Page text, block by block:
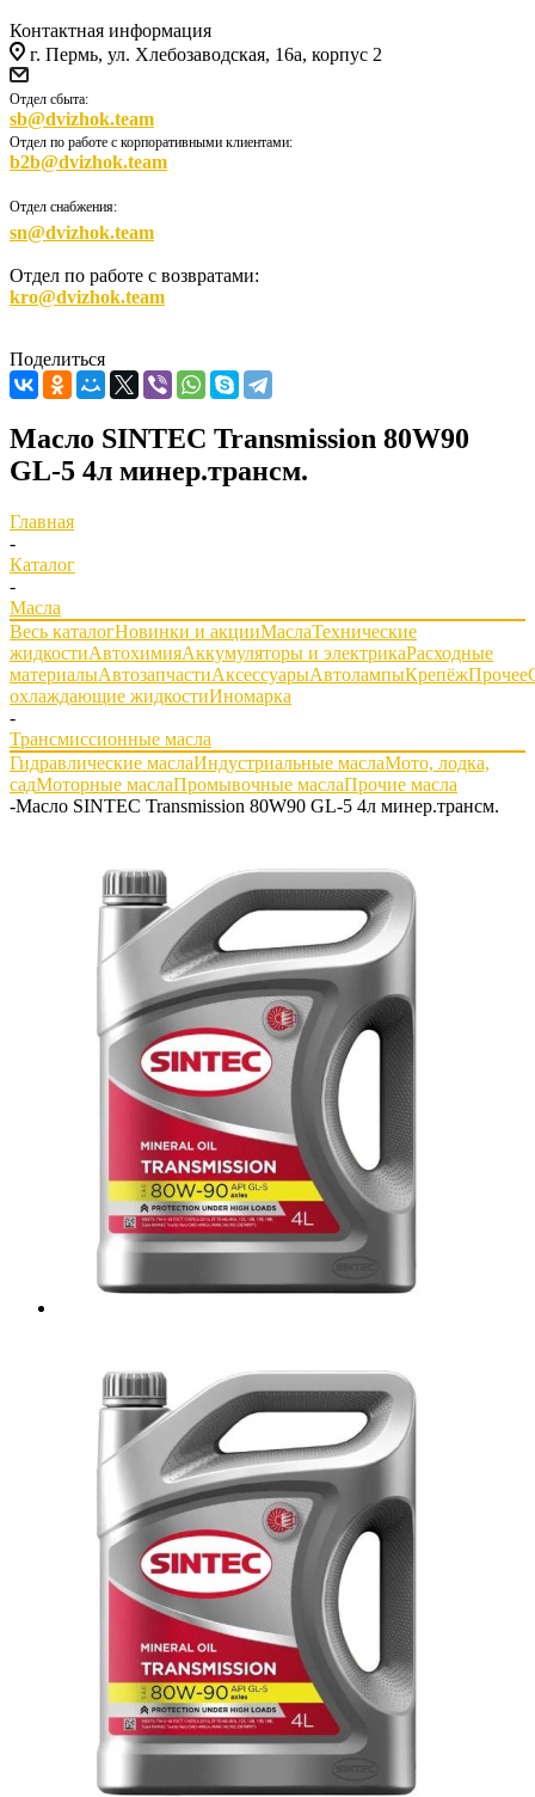
Контактная информация
г. Пермь, ул. Хлебозаводская, 16а, корпус 2
Отдел сбыта:
sb@dvizhok.team
Отдел по работе с корпоративными клиентами:
b2b@dvizhok.team
Отдел снабжения:
sn@dvizhok.team
Отдел по работе с возвратами:
kro@dvizhok.team
Поделиться
Масло SINTEC Transmission 80W90
GL-5 4л минер.трансм.
Главная
-
Каталог
-
Масла
Весь каталогНовинки и акцииМаслаТехнические
жидкостиАвтохимияАккумуляторы и электрикаРасходные
материалыАвтозапчастиАксессуарыАвтолампыКрепёжПрочее
охлаждающие жидкостиИномарка
-
Трансмиссионные масла
Гидравлические маслаИндустриальные маслаМото, лодка,
садМоторные маслаПромывочные маслаПрочие масла
-Масло SINTEC Transmission 80W90 GL-5 4л минер.трансм.